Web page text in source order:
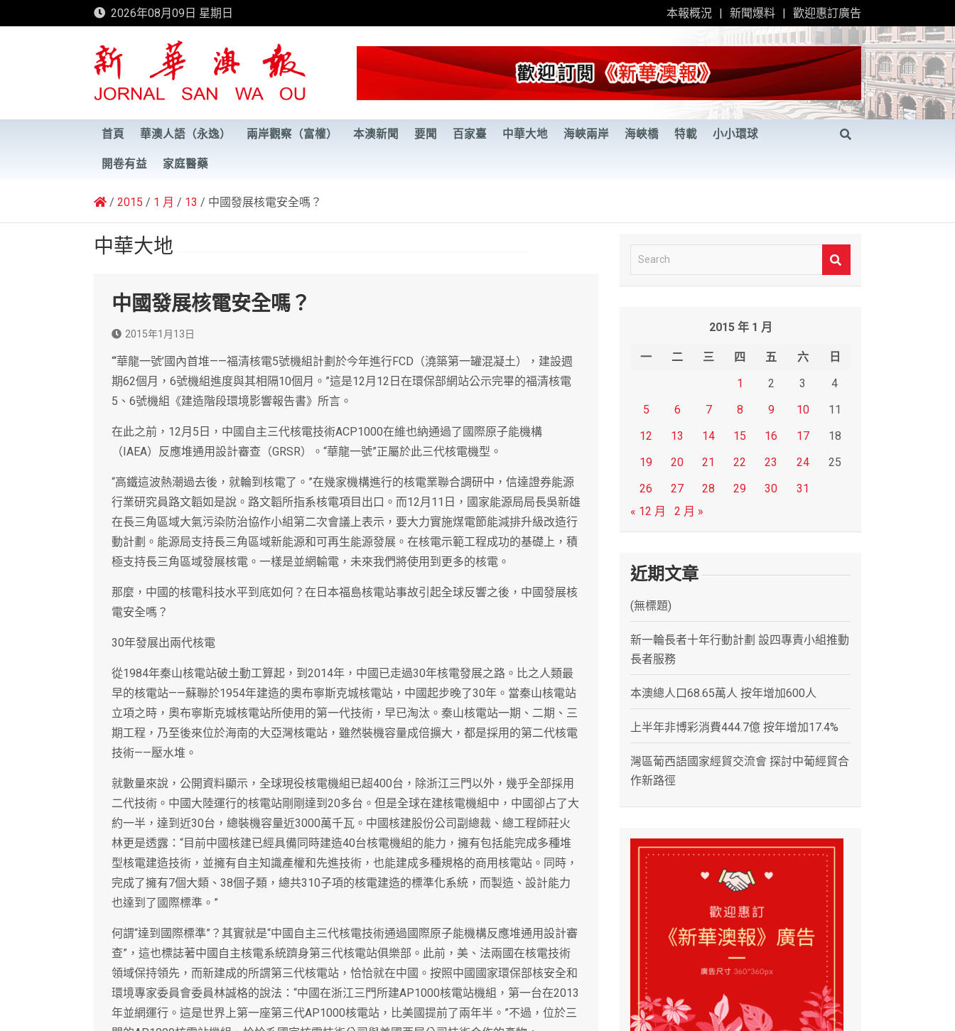
to
2026年08月09日 星期日 本報概況 新聞爆料 歡迎惠訂廣告
新華澳報
首頁 華澳人語（永逸） 兩岸觀察（富權） 本澳新聞 要聞 百家臺 中華大地 海峽兩岸 海峽橋 特載 小小環球
開卷有益 家庭醫藥
2015 1 月 13 中國發展核電安全嗎？
中華大地
中國發展核電安全嗎？
2015年1月13日
“‘華龍一號’國內首堆——福清核電5號機組計劃於今年進行FCD（澆築第一罐混凝土），建設週
期62個月，6號機組進度與其相隔10個月。”這是12月12日在環保部網站公示完畢的福清核電
5、6號機組《建造階段環境影響報告書》所言。
在此之前，12月5日，中國自主三代核電技術ACP1000在維也納通過了國際原子能機構
（IAEA）反應堆通用設計審查（GRSR）。“華龍一號”正屬於此三代核電機型。
“高鐵這波熱潮過去後，就輪到核電了。”在幾家機構進行的核電業聯合調研中，信達證券能源
行業研究員路文韜如是說。路文韜所指系核電項目出口。而12月11日，國家能源局局長吳新雄
在長三角區域大氣污染防治協作小組第二次會議上表示，要大力實施煤電節能減排升級改造行
動計劃。能源局支持長三角區域新能源和可再生能源發展。在核電示範工程成功的基礎上，積
極支持長三角區域發展核電。一樣是並網輸電，未來我們將使用到更多的核電。
那麼，中國的核電科技水平到底如何？在日本福島核電站事故引起全球反響之後，中國發展核
電安全嗎？
30年發展出兩代核電
從1984年秦山核電站破土動工算起，到2014年，中國已走過30年核電發展之路。比之人類最
早的核電站——蘇聯於1954年建造的奧布寧斯克城核電站，中國起步晚了30年。當秦山核電站
立項之時，奧布寧斯克城核電站所使用的第一代技術，早已淘汰。秦山核電站一期、二期、三
期工程，乃至後來位於海南的大亞灣核電站，雖然裝機容量成倍擴大，都是採用的第二代核電
技術——壓水堆。
就數量來說，公開資料顯示，全球現役核電機組已超400台，除浙江三門以外，幾乎全部採用
二代技術。中國大陸運行的核電站剛剛達到20多台。但是全球在建核電機組中，中國卻占了大
約一半，達到近30台，總裝機容量近3000萬千瓦。中國核建股份公司副總裁、總工程師莊火
林更是透露：“目前中國核建已經具備同時建造40台核電機組的能力，擁有包括能完成多種堆
型核電建造技術，並擁有自主知識產權和先進技術，也能建成多種規格的商用核電站。同時，
完成了擁有7個大類、38個子類，總共310子項的核電建造的標準化系統，而製造、設計能力
也達到了國際標準。”
何謂“達到國際標準”？其實就是“中國自主三代核電技術通過國際原子能機構反應堆通用設計審
查”，這也標誌著中國自主核電系統躋身第三代核電站俱樂部。此前，美、法兩國在核電技術
領域保持領先，而新建成的所謂第三代核電站，恰恰就在中國。按照中國國家環保部核安全和
環境專家委員會委員林誠格的說法：“中國在浙江三門所建AP1000核電站機組，第一台在2013
年並網運行。這是世界上第一座第三代AP1000核電站，比美國提前了兩年半。”不過，位於三
e
2015 年 1 月
一 二 三 四 五 六
日
1
2 3
4
5
6 7 8 9 10
11
12
13 14 15 16 17
18
19
20 21 22 23 24
25
26
27 28 29 30
31
« 12 月
2 月 »
近期文章
(無標題)
新一輪長者十年行動計劃 設四專責小組推動
長者服務
本澳總人口68.65萬人 按年增加600人
上半年非博彩消費444.7億 按年增加17.4%
灣區葡西語國家經貿交流會 探討中葡經貿合
作新路徑